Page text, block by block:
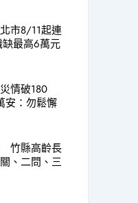
市8/11起連
最高6萬元
情破180
：勿鬆懈
竹縣高齡長
、二問、三